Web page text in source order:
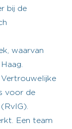
bij de
waarvan
voor de
Een team